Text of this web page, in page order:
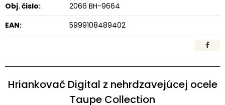
Obj. čislo:
2066 BH-9664
EAN:
5999108489402
Hriankovač Digital z nehrdzavejúcej ocele
Taupe Collection